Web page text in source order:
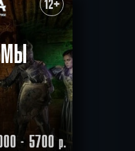
КВЕСТЫ
12+
- 5700р.